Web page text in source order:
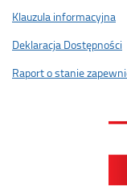
Klauzula informacyjna
Deklaracja Dostępności
Raport o stanie